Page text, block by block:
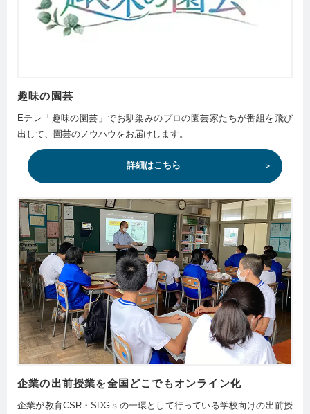
趣味の園芸
Eテレ「趣味の園芸」でお馴染みのプロの園芸家たちが番組を飛び
出して、園芸のノウハウをお届けします。
詳細はこちら
企業の出前授業を全国どこでもオンライン化
企業が教育CSR・SDGｓの一環として行っている学校向けの出前授